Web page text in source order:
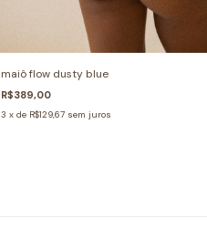
maiô flow dusty blue
R$389,00
3 x de R$129,67 sem juros